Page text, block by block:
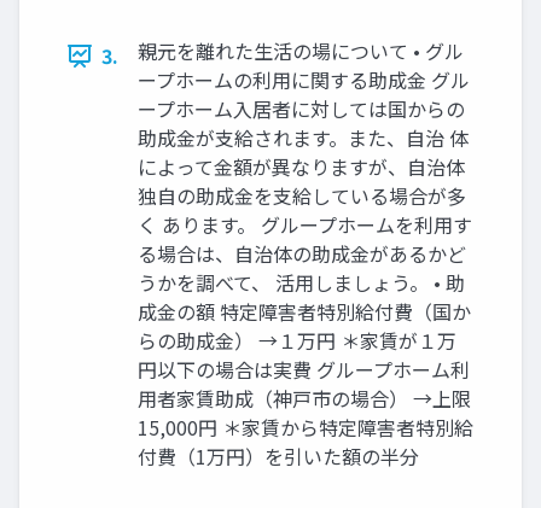
3.
親元を離れた生活の場について • グル
ープホームの利用に関する助成金 グル
ープホーム入居者に対しては国からの
助成金が支給されます。また、自治 体
によって金額が異なりますが、自治体
独自の助成金を支給している場合が多
く あります。 グループホームを利用す
る場合は、自治体の助成金があるかど
うかを調べて、 活用しましょう。 • 助
成金の額 特定障害者特別給付費（国か
らの助成金） →１万円 ＊家賃が１万
円以下の場合は実費 グループホーム利
用者家賃助成（神戸市の場合） →上限
15,000円 ＊家賃から特定障害者特別給
付費（1万円）を引いた額の半分